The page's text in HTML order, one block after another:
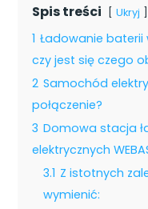
Spis treści Ukryj
1 Ładowanie
czy jest się czego
2 Samochód
połączenie?
3 Domowa stacja
elektrycznych
3.1 Z istotnych
wymienić: